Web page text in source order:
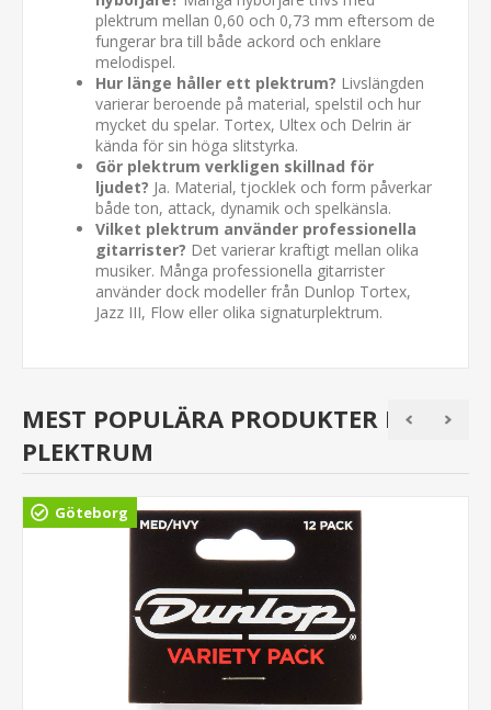
plektrum mellan 0,60 och 0,73 mm eftersom de
fungerar bra till både ackord och enklare
melodispel.
Hur länge håller ett plektrum? Livslängden
varierar beroende på material, spelstil och hur
mycket du spelar. Tortex, Ultex och Delrin är
kända för sin höga slitstyrka.
Gör plektrum verkligen skillnad för
ljudet? Ja. Material, tjocklek och form påverkar
både ton, attack, dynamik och spelkänsla.
Vilket plektrum använder professionella
gitarrister? Det varierar kraftigt mellan olika
musiker. Många professionella gitarrister
använder dock modeller från Dunlop Tortex,
Jazz III, Flow eller olika signaturplektrum.
MEST POPULÄRA PRODUKTER I
PLEKTRUM
Göteborg